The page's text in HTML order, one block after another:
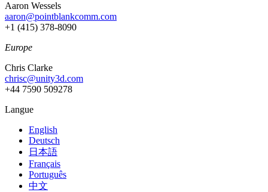
Aaron Wessels
aaron@pointblankcomm.com
+1 (415) 378-8090
Europe
Chris Clarke
chrisc@unity3d.com
+44 7590 509278
Langue
English
Deutsch
日本語
Français
Português
中文